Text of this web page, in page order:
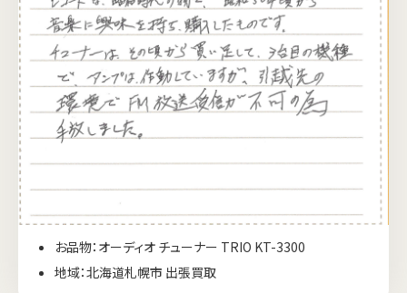
お品物：オーディオ チューナー TRIO KT-3300
地域：北海道札幌市 出張買取